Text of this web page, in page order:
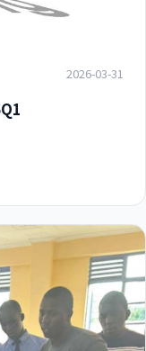
2026-03-31